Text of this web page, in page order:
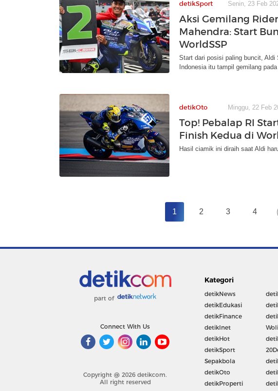
detikSport Senin, 23 Feb
Aksi Gemilang
Mahendra: Start
WorldSSP
Start dari posisi paling buncit,
Indonesia itu tampil gemilang
detikOto Minggu, 22 Feb
Top! Pebalap RI
Finish Kedua di
Hasil ciamik ini diraih saat Aldi
1 2 3 4
part of
Connect With Us
Copyright @ 2026 detikcom.
All right reserved
Kategori
detikNews
detikEdukasi
detikFinance
detikInet
detikHot
detikSport
Sepakbola
detikOto
detikProperti